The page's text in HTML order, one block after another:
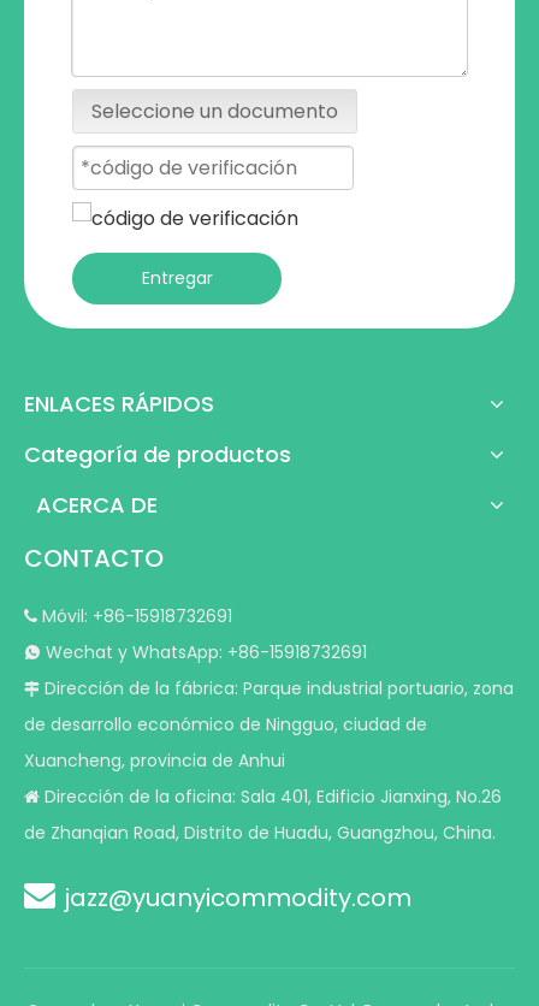
Seleccione un documento
Entregar
ENLACES RÁPIDOS
Categoría de productos
ACERCA DE
CONTACTO
 Móvil: +86-15918732691
 Wechat y WhatsApp: +86-15918732691
 Dirección de la fábrica: Parque industrial portuario, zona
de desarrollo económico de Ningguo, ciudad de
Xuancheng, provincia de Anhui
 Dirección de la oficina: Sala 401, Edificio Jianxing, No.26
de Zhanqian Road, Distrito de Huadu, Guangzhou, China.
 jazz@yuanyicommodity.com